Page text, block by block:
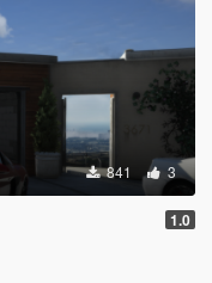
841 3
1.0